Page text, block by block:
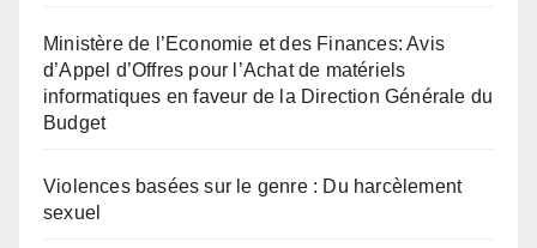
Ministère de l’Economie et des Finances: Avis
d’Appel d’Offres pour l’Achat de matériels
informatiques en faveur de la Direction Générale du
Budget
Violences basées sur le genre : Du harcèlement
sexuel